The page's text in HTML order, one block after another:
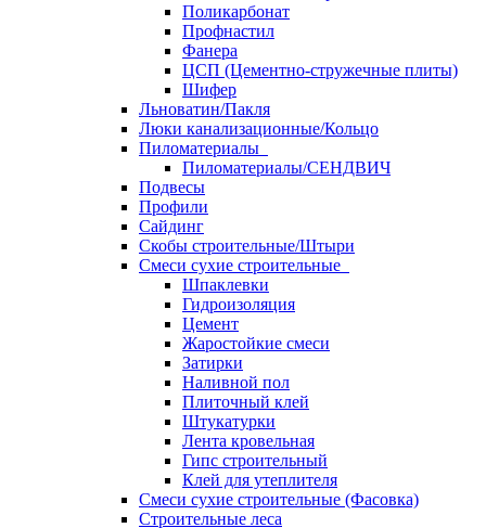
Поликарбонат
Профнастил
Фанера
ЦСП (Цементно-стружечные плиты)
Шифер
Льноватин/Пакля
Люки канализационные/Кольцо
Пиломатериалы
Пиломатериалы/СЕНДВИЧ
Подвесы
Профили
Сайдинг
Скобы строительные/Штыри
Смеси сухие строительные
Шпаклевки
Гидроизоляция
Цемент
Жаростойкие смеси
Затирки
Наливной пол
Плиточный клей
Штукатурки
Лента кровельная
Гипс строительный
Клей для утеплителя
Смеси сухие строительные (Фасовка)
Строительные леса